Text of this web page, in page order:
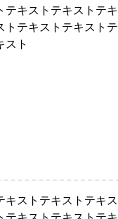
テキストテキストテキ
トテキストテキストテ
スト
キストテキストテキス